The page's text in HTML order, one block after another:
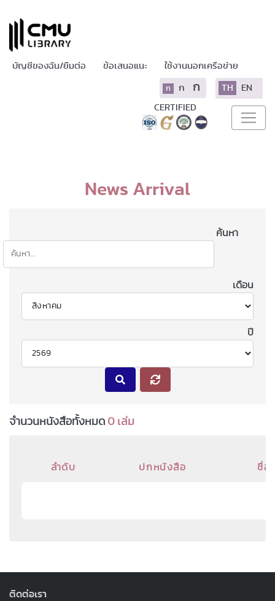
บัญชีของฉัน/ยืมต่อ ข้อเสนอแนะ ใช้งานนอกเครือข่าย
ก ก ก TH EN
CERTIFIED
News Arrival
ค้นหา
เดือน
ปี
จำนวนหนังสือทั้งหมด 0 เล่ม
ลำดับ ปกหนังสือ ชื่อ
ติดต่อเรา